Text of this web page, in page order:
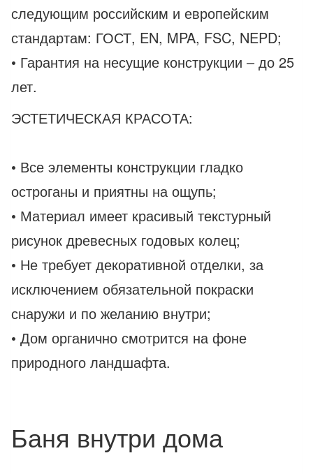
следующим российским и европейским
стандартам: ГОСТ, EN, MPA, FSC, NEPD;
• Гарантия на несущие конструкции – до 25
лет.
ЭСТЕТИЧЕСКАЯ КРАСОТА:
• Все элементы конструкции гладко
остроганы и приятны на ощупь;
• Материал имеет красивый текстурный
рисунок древесных годовых колец;
• Не требует декоративной отделки, за
исключением обязательной покраски
снаружи и по желанию внутри;
• Дом органично смотрится на фоне
природного ландшафта.
Баня внутри дома